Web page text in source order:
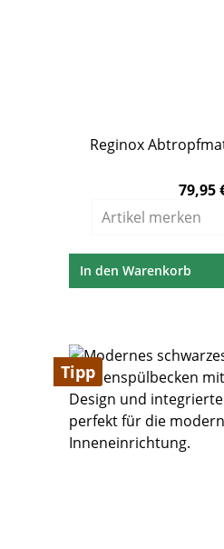
Reginox
Regulärer Preis:79,95
Artikel merken
In den Warenkorb
Tipp